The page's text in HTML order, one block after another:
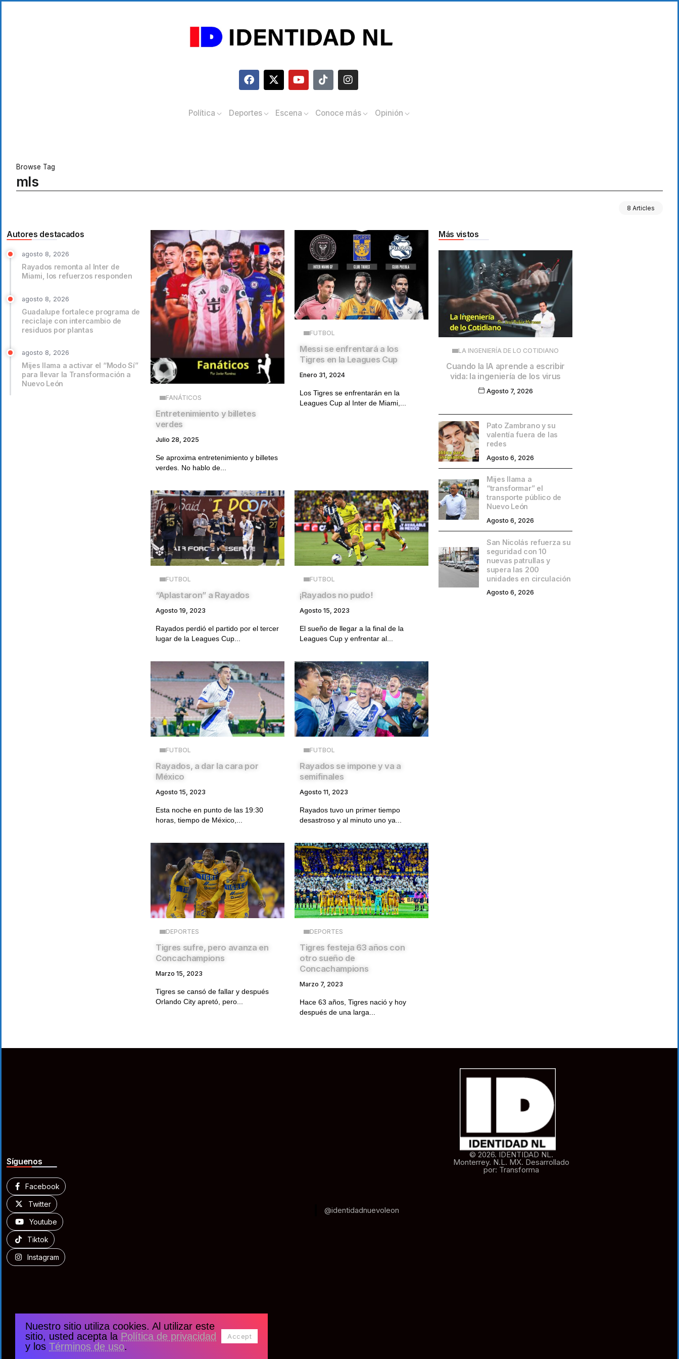
Política Deportes Escena Conoce más Opinión
Browse Tag
mls
8 Articles
Autores destacados
agosto 8, 2026
Rayados remonta al Inter de
Miami, los refuerzos responden
agosto 8, 2026
Guadalupe fortalece programa de
reciclaje con intercambio de
residuos por plantas
agosto 8, 2026
Mijes llama a activar el “Modo Sí”
para llevar la Transformación a
Nuevo León
FANÁTICOS
Entretenimiento y billetes
verdes
Julio 28, 2025
Se aproxima entretenimiento y billetes
verdes. No hablo de...
FUTBOL
Messi se enfrentará a los
Tigres en la Leagues Cup
Enero 31, 2024
Los Tigres se enfrentarán en la
Leagues Cup al Inter de Miami,...
FUTBOL
“Aplastaron” a Rayados
Agosto 19, 2023
Rayados perdió el partido por el tercer
lugar de la Leagues Cup...
FUTBOL
¡Rayados no pudo!
Agosto 15, 2023
El sueño de llegar a la final de la
Leagues Cup y enfrentar al...
FUTBOL
Rayados, a dar la cara por
México
Agosto 15, 2023
Esta noche en punto de las 19:30
horas, tiempo de México,...
FUTBOL
Rayados se impone y va a
semifinales
Agosto 11, 2023
Rayados tuvo un primer tiempo
desastroso y al minuto uno ya...
DEPORTES
Tigres sufre, pero avanza en
Concachampions
Marzo 15, 2023
Tigres se cansó de fallar y después
Orlando City apretó, pero...
DEPORTES
Tigres festeja 63 años con
otro sueño de
Concachampions
Marzo 7, 2023
Hace 63 años, Tigres nació y hoy
después de una larga...
Más vistos
LA INGENIERÍA DE LO COTIDIANO
Cuando la IA aprende a escribir
vida: la ingeniería de los virus
Agosto 7, 2026
Pato Zambrano y su
valentía fuera de las
redes
Agosto 6, 2026
Mijes llama a
“transformar” el
transporte público de
Nuevo León
Agosto 6, 2026
San Nicolás refuerza su
seguridad con 10
nuevas patrullas y
supera las 200
unidades en circulación
Agosto 6, 2026
Síguenos
Facebook
Twitter
Youtube
Tiktok
Instagram
@identidadnuevoleon
© 2026. IDENTIDAD NL.
Monterrey. N.L. MX. Desarrollado
por: Transforma
Nuestro sitio utiliza cookies. Al utilizar este
sitio, usted acepta la Política de privacidad
y los Términos de uso.
Accept